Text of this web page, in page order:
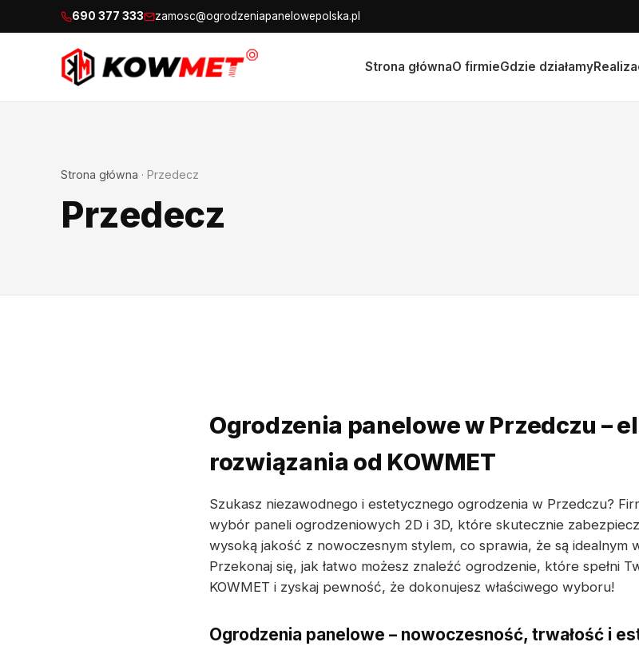
690 377 333 zamosc@ogrodzeniapanelowepolska.pl
Strona głównaO firmieGdzie działamy
Strona główna · Przedecz
Przedecz
Ogrodzenia panelowe w Przedczu –
rozwiązania od KOWMET
Szukasz niezawodnego i estetycznego ogrodzenia w Przedczu?
wybór paneli ogrodzeniowych 2D i 3D, które skutecznie
wysoką jakość z nowoczesnym stylem, co sprawia, że są idealnym
Przekonaj się, jak łatwo możesz znaleźć ogrodzenie, które spełni
KOWMET i zyskaj pewność, że dokonujesz właściwego wyboru!
Ogrodzenia panelowe – nowoczesność, trwałość i